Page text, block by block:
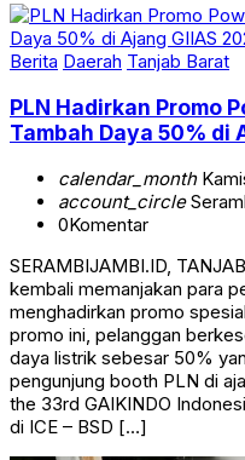
Berita Daerah Tanjab Barat
PLN Hadirkan Promo
Tambah Daya 50% di
calendar_month
account_circle
0Komentar
SERAMBIJAMBI.ID,
kembali memanjakan para
menghadirkan promo
promo ini, pelanggan
daya listrik sebesar 50%
pengunjung booth PLN di
the 33rd GAIKINDO
di ICE – BSD […]